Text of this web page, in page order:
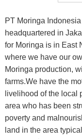
PT Moringa
headquartered in
for Moringa is in East
where we have our
Moringa production,
farms.We have the
livelihood of the local
area who has been
poverty and
land in the area